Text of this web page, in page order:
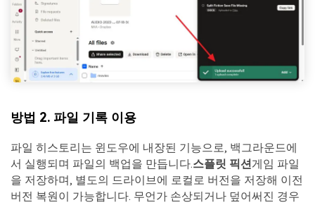
방법 2. 파일 기록 이용
파일 히스토리는 윈도우에 내장된 기능으로, 백그라운드에
서 실행되며 파일의 백업을 만듭니다.스플릿 픽션게임 파일
을 저장하며, 별도의 드라이브에 로컬로 버전을 저장해 이전
버전 복원이 가능합니다. 무언가 손상되거나 덮어써진 경우